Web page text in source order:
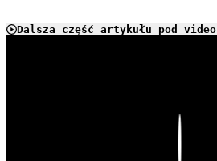
Dalsza część artykułu pod video